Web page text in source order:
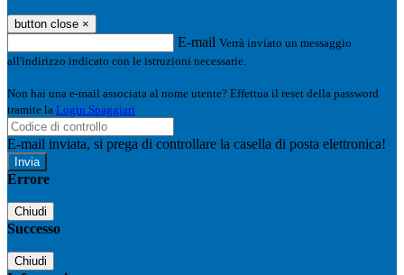
button close ×
E-mail Verrà inviato un messaggio
all'indirizzo indicato con le istruzioni necessarie.
Non hai una e-mail associata al nome utente? Effettua il reset della password
tramite la Login Spaggiari
E-mail inviata, si prega di controllare la casella di posta elettronica!
Errore
Chiudi
Successo
Chiudi